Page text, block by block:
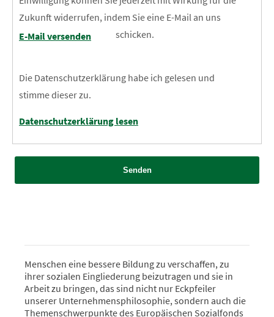
Zukunft widerrufen, indem Sie eine E-Mail an uns
schicken.
E-Mail versenden
Die Datenschutzerklärung habe ich gelesen und
stimme dieser zu.
Datenschutzerklärung lesen
Senden
Menschen eine bessere Bildung zu verschaffen, zu
ihrer sozialen Eingliederung beizutragen und sie in
Arbeit zu bringen, das sind nicht nur Eckpfeiler
unserer Unternehmensphilosophie, sondern auch die
Themenschwerpunkte des Europäischen Sozialfonds